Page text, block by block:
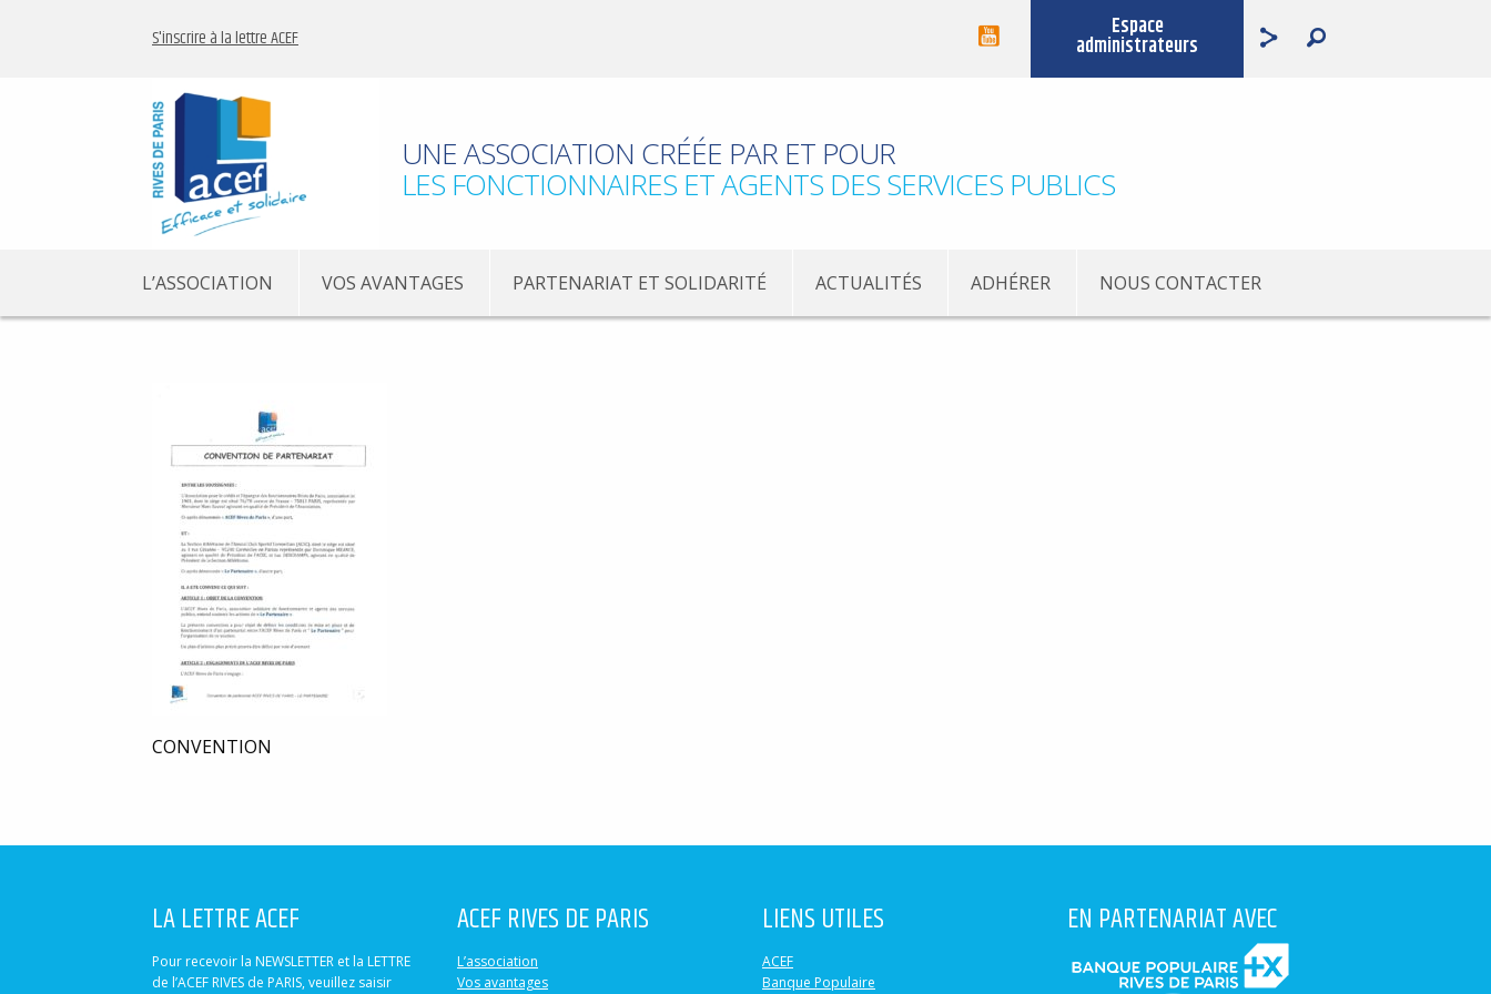
S'inscrire à la lettre ACEF Espace
administrateurs
UNE ASSOCIATION CRÉÉE PAR ET POUR
LES FONCTIONNAIRES ET AGENTS DES SERVICES PUBLICS
L’ASSOCIATION VOS AVANTAGES PARTENARIAT ET SOLIDARITÉ ACTUALITÉS ADHÉRER NOUS CONTACTER
CONVENTION
LA LETTRE ACEF
Pour recevoir la NEWSLETTER et la LETTRE
de l’ACEF RIVES de PARIS, veuillez saisir
ACEF RIVES DE PARIS
L’association
Vos avantages
LIENS UTILES
ACEF
Banque Populaire
EN PARTENARIAT AVEC